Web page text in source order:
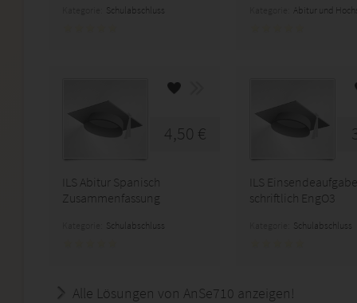
Schulabschluss Abitur und
4,50 €
ILS Abitur Spanisch
Zusammenfassung
Schulabschluss
ILS Einsendeaufgabe
schriftlich EngO3
Schulabschluss
Alle Lösungen von AnSe710 anzeigen!